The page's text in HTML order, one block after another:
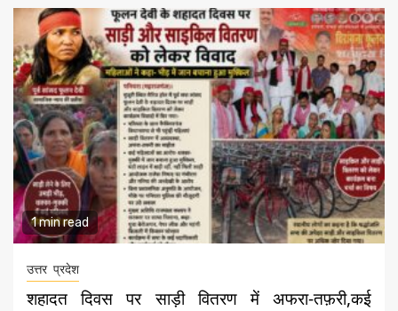
1 min read
उत्तर प्रदेश
शहादत दिवस पर साड़ी वितरण में अफरा-तफ़री,कई